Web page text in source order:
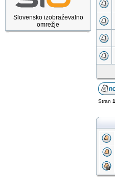
Slovensko izobraževalno
omrežje
Stran 1